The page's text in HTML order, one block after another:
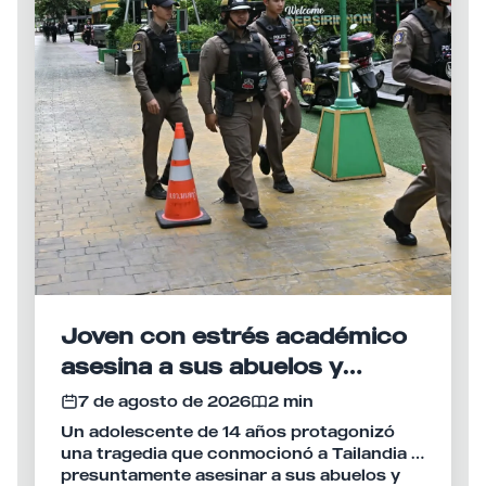
Joven con estrés académico
asesina a sus abuelos y
desata tiroteo en escuela de
Tailandia
7 de agosto de 2026
2 min
Un adolescente de 14 años protagonizó
una tragedia que conmocionó a Tailandia al
presuntamente asesinar a sus abuelos y